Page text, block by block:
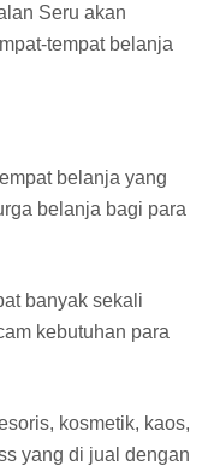
Seru akan
tempat belanja
belanja yang
belanja bagi para
banyak sekali
kebutuhan para
kosmetik, kaos,
yang di jual dengan